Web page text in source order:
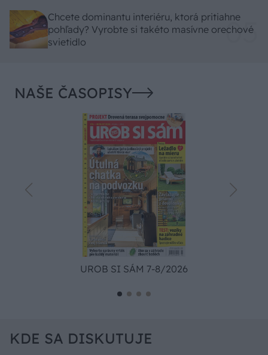
Chcete dominantu interiéru, ktorá pritiahne
pohľady? Vyrobte si takéto masívne orechové
svietidlo
NAŠE ČASOPISY
UROB SI SÁM 7-8/2026
KDE SA DISKUTUJE